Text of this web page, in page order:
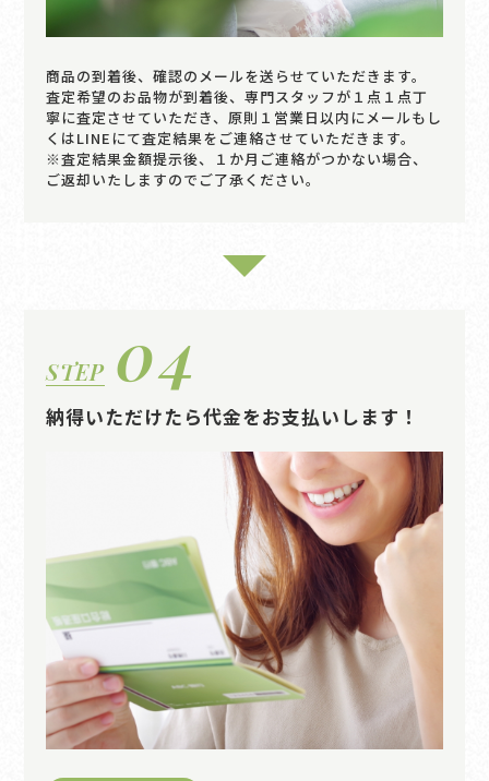
商品の到着後、確認のメールを送らせていただきます。
査定希望のお品物が到着後、専門スタッフが１点１点丁
寧に査定させていただき、原則１営業日以内にメールもし
くはLINEにて査定結果をご連絡させていただきます。
※査定結果金額提示後、１か月ご連絡がつかない場合、
ご返却いたしますのでご了承ください。
STEP 04
納得いただけたら代金をお支払いします！